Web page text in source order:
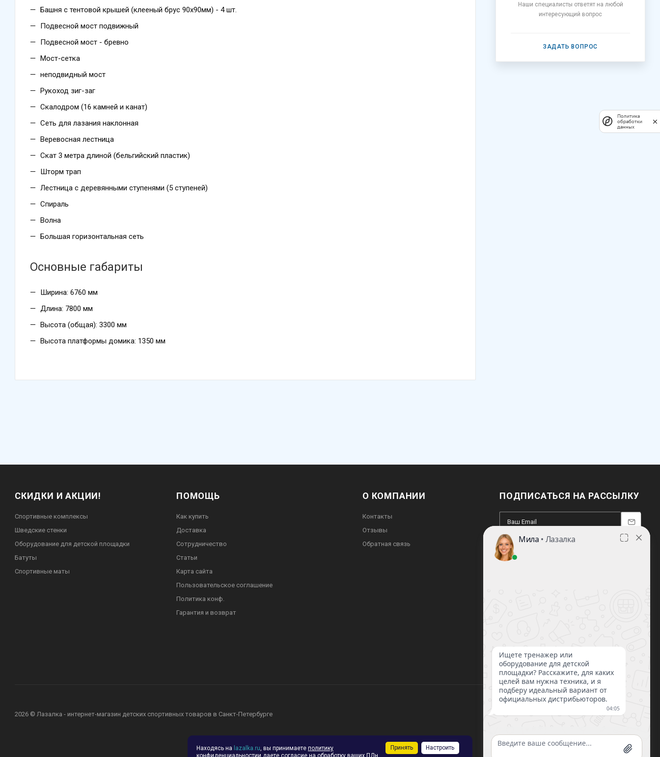
Башня с тентовой крышей (клееный брус 90х90мм) - 4 шт.
Подвесной мост подвижный
Подвесной мост - бревно
Мост-сетка
неподвидный мост
Рукоход зиг-заг
Скалодром (16 камней и канат)
Сеть для лазания наклонная
Веревосная лестница
Скат 3 метра длиной (бельгийский пластик)
Шторм трап
Лестница с деревянными ступенями (5 ступеней)
Спираль
Волна
Большая горизонтальная сеть
Основные габариты
Ширина: 6760 мм
Длина: 7800 мм
Высота (общая): 3300 мм
Высота платформы домика: 1350 мм
Наши специалисты ответят на любой
интересующий вопрос
ЗАДАТЬ ВОПРОС
СКИДКИ И АКЦИИ!
Спортивные комплексы
Шведские стенки
Оборудование для детской площадки
Батуты
Спортивные маты
ПОМОЩЬ
Как купить
Доставка
Сотрудничество
Статьи
Карта сайта
Пользовательское соглашение
Политика конф.
Гарантия и возврат
О КОМПАНИИ
Контакты
Отзывы
Обратная связь
ПОДПИСАТЬСЯ НА РАССЫЛКУ
8 (812) 220-93-18
2026 © Лазалка - интернет-магазин детских спортивных товаров в Санкт-Петербурге
Находясь на lazalka.ru, вы принимаете политику
конфиденциальностии даете согласие на обработку ваших ПДн,
Принять Настроить
Политика
обработки
данных